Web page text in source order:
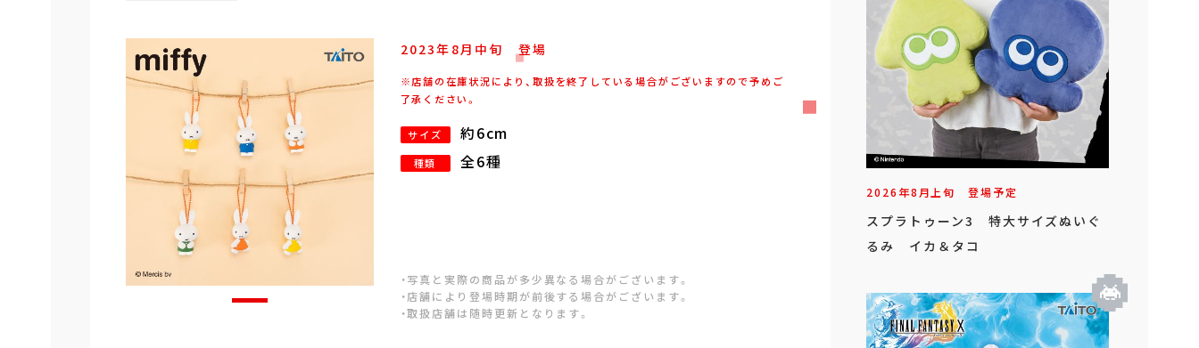
2023年 8月 中旬 登場
※店舗の在庫状況により、取扱を終了している場合がございますので予めご
了承ください。
サイズ 約6cm
種類 全6種
・写真と実際の商品が多少異なる場合がございます。
・店舗により登場時期が前後する場合がございます。
・取扱店舗は随時更新となります。
2026年8月上旬 登場予定
スプラトゥーン3 特大サイズぬいぐ
るみ イカ＆タコ